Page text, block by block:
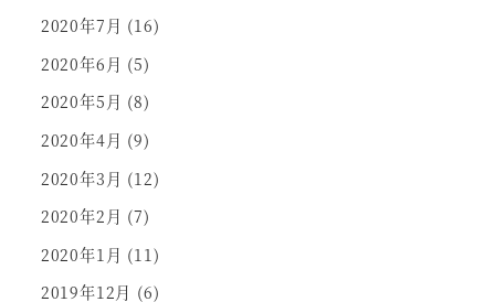
2020年7月 (16)
2020年6月 (5)
2020年5月 (8)
2020年4月 (9)
2020年3月 (12)
2020年2月 (7)
2020年1月 (11)
2019年12月 (6)